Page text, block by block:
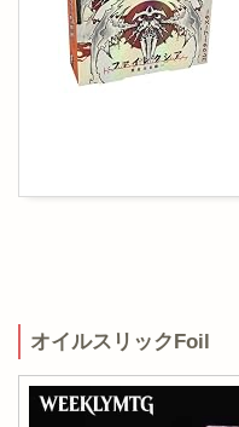
オイルスリックFoil